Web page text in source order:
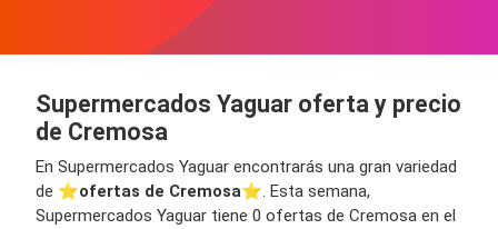
Supermercados Yaguar oferta y precio
de Cremosa
En Supermercados Yaguar encontrarás una gran variedad
de ⭐️ofertas de Cremosa⭐️. Esta semana,
Supermercados Yaguar tiene 0 ofertas de Cremosa en el